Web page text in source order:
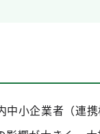
小企業者（連携